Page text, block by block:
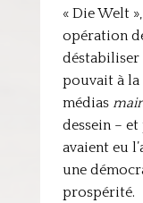
« Die Welt
opération
pouvait à la
médias
dessein –
avaient eu
une
prospérité.